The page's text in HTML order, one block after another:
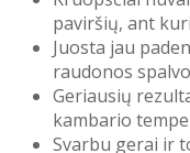
paviršių, ant
Juosta jau
raudonos
Geriausių
kambario
Svarbu gerai ir